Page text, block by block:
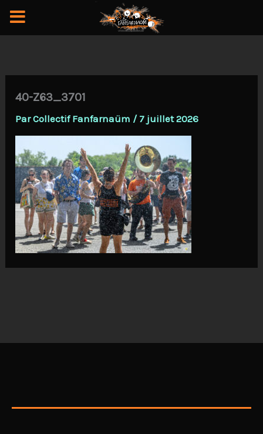
Aller
au
40-Z63_3701
ParCollectif Fanfarnaüm / 7 juillet 2026